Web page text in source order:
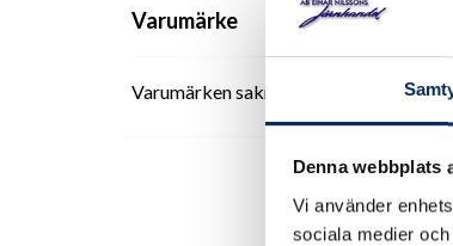
Denna webbplats
Vi använder
sociala medier
Varumärke
Varumärken saknas